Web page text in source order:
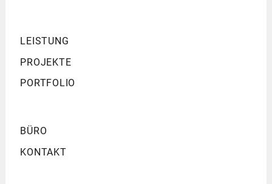
LEISTUNG
PROJEKTE
PORTFOLIO
BÜRO
KONTAKT